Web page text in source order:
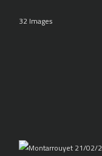
32 Images